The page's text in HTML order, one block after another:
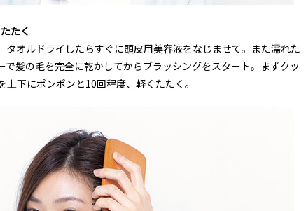
たく
タオルドライしたらすぐに頭皮用美容液をなじませて。また濡れた
で髪の毛を完全に乾かしてからブラッシングをスタート。まずクッ
下にポンポンと10回程度、軽くたたく。